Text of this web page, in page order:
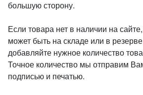
большую сторону.
Если товара нет в наличии на
может быть на складе или в
добавляйте нужное количество
Точное количество мы отправим
подписью и печатью.